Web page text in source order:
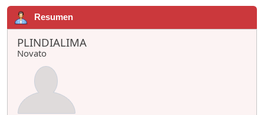
Resumen
PLINDIALIMA
Novato